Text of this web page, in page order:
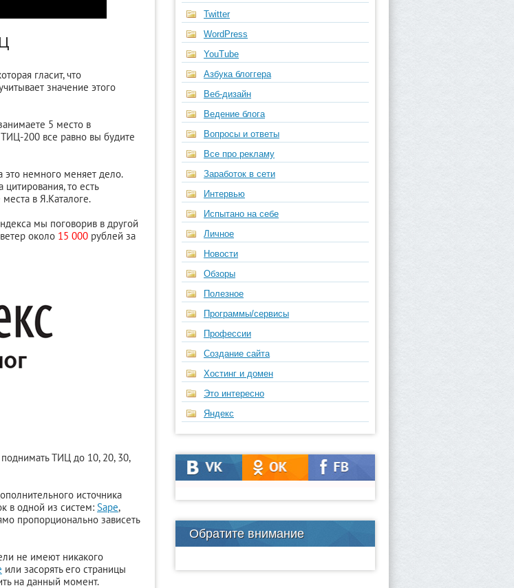
гласит, что
значение этого
5 место в
ТИЦ-200 все равно вы будите
это немного меняет дело.
то есть
в Я.Каталоге.
мы поговорив в другой
около 15 000 рублей за
ТИЦ до 10, 20, 30,
источника
в одной из систем: Sape,
пропорционально зависеть
не имеют никакого
или засорять его страницы
на данный момент.
Twitter
WordPress
YouTube
Азбука блоггера
Веб-дизайн
Ведение блога
Вопросы и ответы
Все про рекламу
Заработок в сети
Интервью
Испытано на себе
Личное
Новости
Обзоры
Полезное
Программы/сервисы
Профессии
Создание сайта
Хостинг и домен
Это интересно
Яндекс
Обратите внимание